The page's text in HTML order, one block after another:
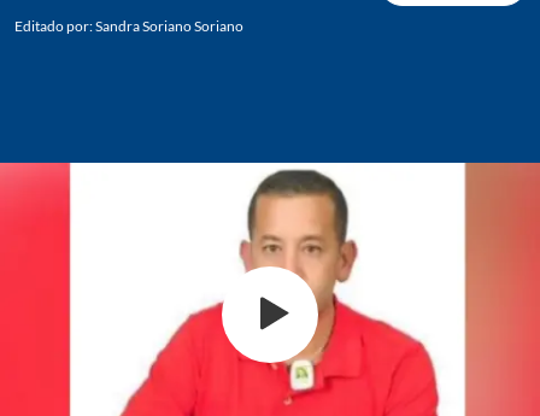
Editado por:Sandra Soriano Soriano